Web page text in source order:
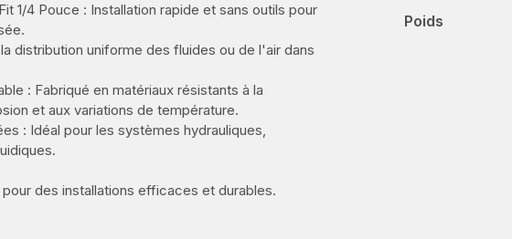
1/4 Pouce : Installation rapide et sans outils pour
distribution uniforme des fluides ou de l'air dans
: Fabriqué en matériaux résistants à la
et aux variations de température.
: Idéal pour les systèmes hydrauliques,
des installations efficaces et durables.
Poids